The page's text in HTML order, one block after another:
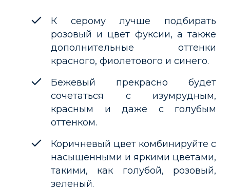
К серому лучше подбирать
розовый и цвет фуксии, а также
дополнительные оттенки
красного, фиолетового и синего.
Бежевый прекрасно будет
сочетаться с изумрудным,
красным и даже с голубым
оттенком.
Коричневый цвет комбинируйте с
насыщенными и яркими цветами,
такими, как голубой, розовый,
зеленый.